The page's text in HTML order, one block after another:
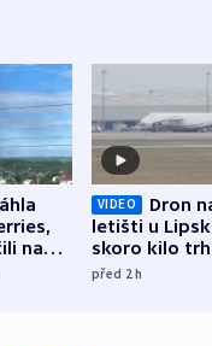
na
VIDEO
Dron
letišti u
skoro kilo
indicie
před 2h